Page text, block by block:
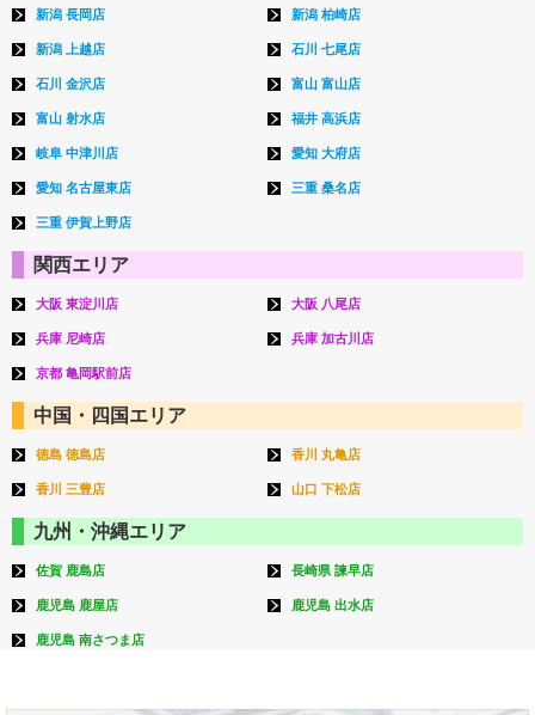
新潟 長岡店 新潟 柏崎店
新潟 上越店 石川 七尾店
石川 金沢店 富山 富山店
富山 射水店 福井 高浜店
岐阜 中津川店 愛知 大府店
愛知 名古屋東店 三重 桑名店
三重 伊賀上野店
関西エリア
大阪 東淀川店 大阪 八尾店
兵庫 尼崎店 兵庫 加古川店
京都 亀岡駅前店
中国・四国エリア
徳島 徳島店 香川 丸亀店
香川 三豊店 山口 下松店
九州・沖縄エリア
佐賀 鹿島店 長崎県 諫早店
鹿児島 鹿屋店 鹿児島 出水店
鹿児島 南さつま店